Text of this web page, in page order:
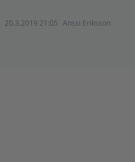
20.3.2019 21:05 Anssi Eriksson